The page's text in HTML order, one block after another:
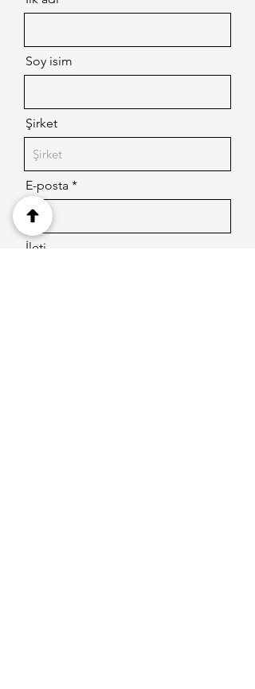
Soy isim
Şirket
E-posta
İleti